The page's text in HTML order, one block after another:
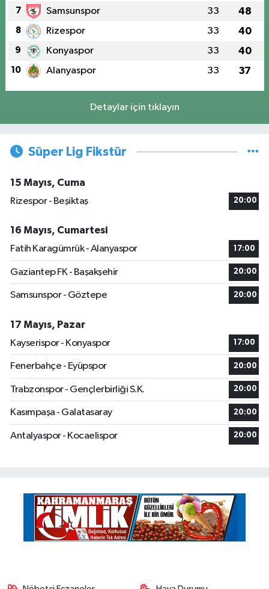
7 Samsunspor 33 48
8 Rizespor 33 40
9 Konyaspor 33 40
10 Alanyaspor 33 37
Detaylar için tıklayın
Süper Lig Fikstür
15 Mayıs, Cuma
Rizespor - Beşiktaş
20:00
16 Mayıs, Cumartesi
Fatih Karagümrük - Alanyaspor
17:00
Gaziantep FK - Başakşehir 20:00
Samsunspor - Göztepe 20:00
17 Mayıs, Pazar
Kayserispor - Konyaspor
17:00
Fenerbahçe - Eyüpspor 20:00
Trabzonspor - Gençlerbirliği S.K. 20:00
Kasımpaşa - Galatasaray 20:00
Antalyaspor - Kocaelispor 20:00